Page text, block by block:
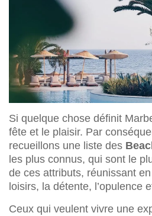
Si quelque chose définit
fête et le plaisir. Par
recueillons une liste des
les plus connus, qui sont le
de ces attributs, réunissant
loisirs, la détente, l’opulence
Ceux qui veulent vivre une